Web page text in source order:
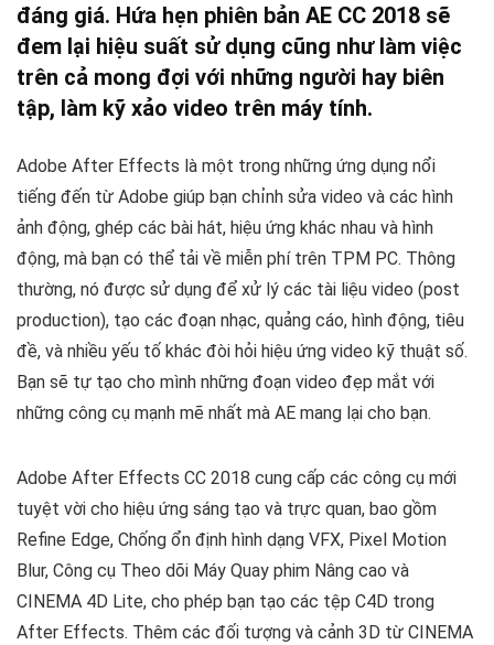
đáng giá. Hứa hẹn phiên bản AE CC 2018 sẽ
đem lại hiệu suất sử dụng cũng như làm việc
trên cả mong đợi với những người hay biên
tập, làm kỹ xảo video trên máy tính.
Adobe After Effects là một trong những ứng dụng nổi
tiếng đến từ Adobe giúp bạn chỉnh sửa video và các hình
ảnh động, ghép các bài hát, hiệu ứng khác nhau và hình
động, mà bạn có thể tải về miễn phí trên TPM PC. Thông
thường, nó được sử dụng để xử lý các tài liệu video (post
production), tạo các đoạn nhạc, quảng cáo, hình động, tiêu
đề, và nhiều yếu tố khác đòi hỏi hiệu ứng video kỹ thuật số.
Bạn sẽ tự tạo cho mình những đoạn video đẹp mắt với
những công cụ mạnh mẽ nhất mà AE mang lại cho bạn.
Adobe After Effects CC 2018 cung cấp các công cụ mới
tuyệt vời cho hiệu ứng sáng tạo và trực quan, bao gồm
Refine Edge, Chống ổn định hình dạng VFX, Pixel Motion
Blur, Công cụ Theo dõi Máy Quay phim Nâng cao và
CINEMA 4D Lite, cho phép bạn tạo các tệp C4D trong
After Effects. Thêm các đối tượng và cảnh 3D từ CINEMA